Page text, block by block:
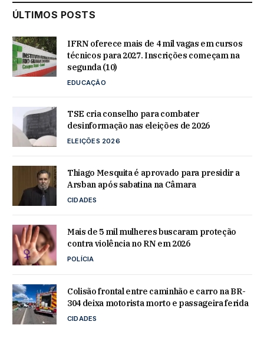
ÚLTIMOS POSTS
IFRN oferece mais de 4 mil vagas em cursos
técnicos para 2027. Inscrições começam na
segunda (10)
EDUCAÇÃO
TSE cria conselho para combater
desinformação nas eleições de 2026
ELEIÇÕES 2026
Thiago Mesquita é aprovado para presidir a
Arsban após sabatina na Câmara
CIDADES
Mais de 5 mil mulheres buscaram proteção
contra violência no RN em 2026
POLÍCIA
Colisão frontal entre caminhão e carro na BR-
304 deixa motorista morto e passageira ferida
CIDADES